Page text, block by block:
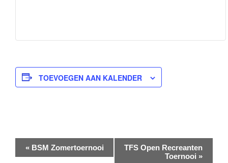
TOEVOEGEN AAN KALENDER
v
« BSM Zomertoernooi
TFS Open Recreanten
Toernooi »